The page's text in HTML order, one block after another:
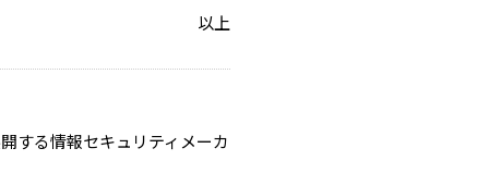
以上
する情報セキュリティメーカ